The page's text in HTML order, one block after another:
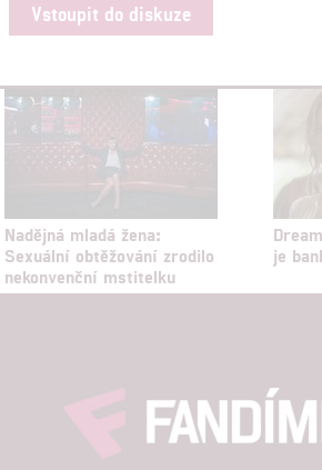
Vstoupit do diskuze
Nadějná mladá žena:
Sexuální obtěžování zrodilo
nekonvenční mstitelku
je